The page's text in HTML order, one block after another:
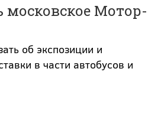
московское Мотор-
об экспозиции и
в части автобусов и